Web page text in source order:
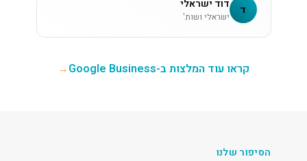
ד דוד ישראלי
ישראלי ושות'
קראו עוד המלצות ב-Google Business →
הסיפור שלנו